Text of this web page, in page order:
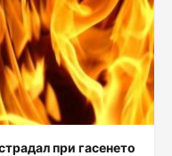
при гасенето